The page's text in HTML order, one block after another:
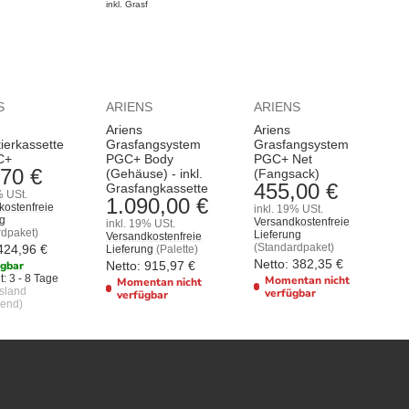
€
USt.
€
3 - 8 Tage
ARIENS
Ariens
Grasfangsystem
PGC+ Body
(Gehäuse) - inkl.
Grasfangkassette
1.090,00 €
inkl. 19% USt.
Versandkostenfreie
Lieferung (Palette)
Netto: 915,97 €
Momentan nicht
verfügbar
ARIENS
Ariens
Grasfangsystem
PGC+ Net
(Fangsack)
455,00 €
inkl. 19% USt.
Versandkostenfreie
Lieferung
(Standardpaket)
Netto: 382,35 €
Momentan nicht
verfügbar